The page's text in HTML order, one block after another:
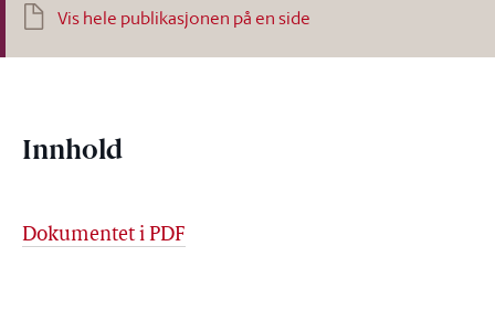
Vis hele publikasjonen på en side
Innhold
Dokumentet i PDF